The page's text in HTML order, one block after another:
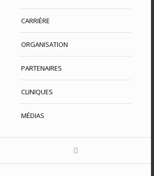
CARRIÈRE
ORGANISATION
PARTENAIRES
CLINIQUES
MÉDIAS